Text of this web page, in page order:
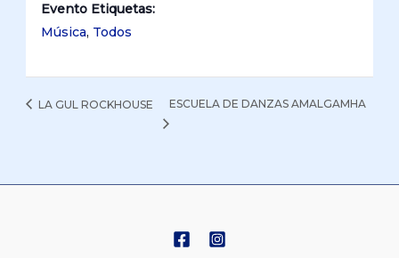
Evento Etiquetas:
Música, Todos
LA GUL ROCKHOUSE ESCUELA DE DANZAS AMALGAMHA